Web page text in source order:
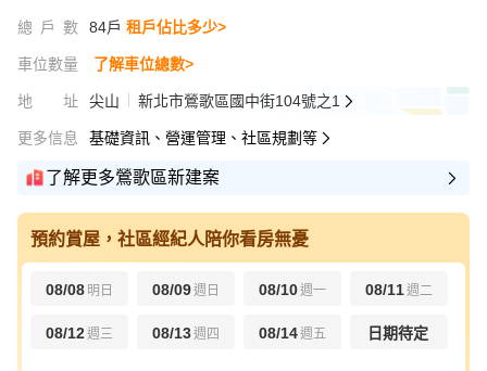
總戶數 84戶 租戶佔比多少>
車位數量 了解車位總數>
地址 尖山 新北市鶯歌區國中街104號之1
更多信息 基礎資訊、營運管理、社區規劃等
了解更多鶯歌區新建案
預約賞屋，社區經紀人陪你看房無憂
08/08 明日 08/09週日 08/10週一 08/11週二
08/12週三 08/13週四 08/14週五 日期待定